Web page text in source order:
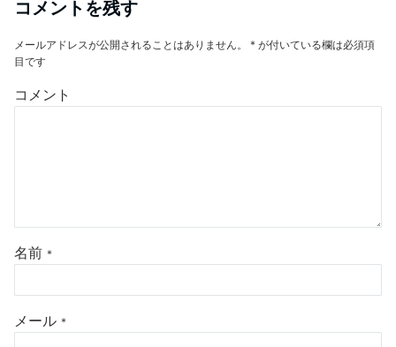
コメントを残す
メールアドレスが公開されることはありません。 * が付いている欄は必須項
目です
コメント
名前 *
メール *